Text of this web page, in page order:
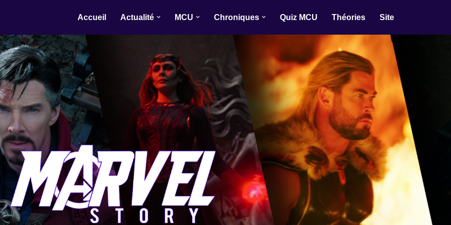
Accueil Actualité MCU Chroniques Quiz MCU Théories Site